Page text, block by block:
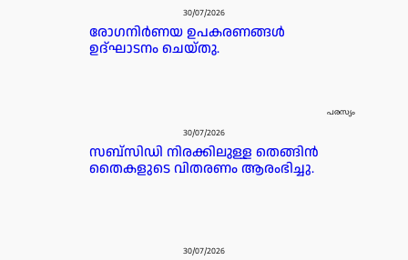
30/07/2026
രോഗനിർണയ ഉപകരണങ്ങൾ
ഉദ്ഘാടനം ചെയ്തു.
പരസ്യം
30/07/2026
സബ്സിഡി നിരക്കിലുള്ള തെങ്ങിൻ
തൈകളുടെ വിതരണം ആരംഭിച്ചു.
30/07/2026